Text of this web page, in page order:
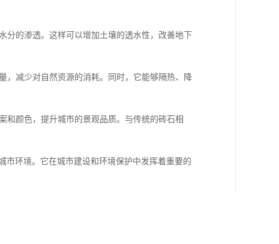
分的渗透。这样可以增加土壤的透水性，改善地下
，减少对自然资源的消耗。同时，它能够隔热、降
和颜色，提升城市的景观品质。与传统的砖石相
市环境。它在城市建设和环境保护中发挥着重要的